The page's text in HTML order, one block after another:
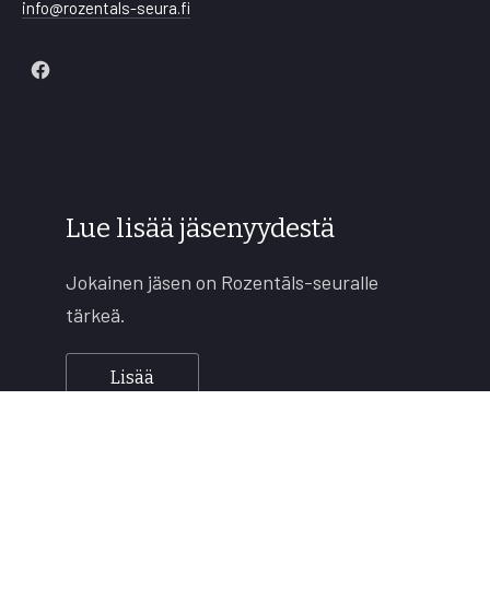
info@rozentals-seura.fi
New
Lue lisää jäsenyydestä
Jokainen jäsen on Rozentāls-seuralle
tärkeä.
Lisää